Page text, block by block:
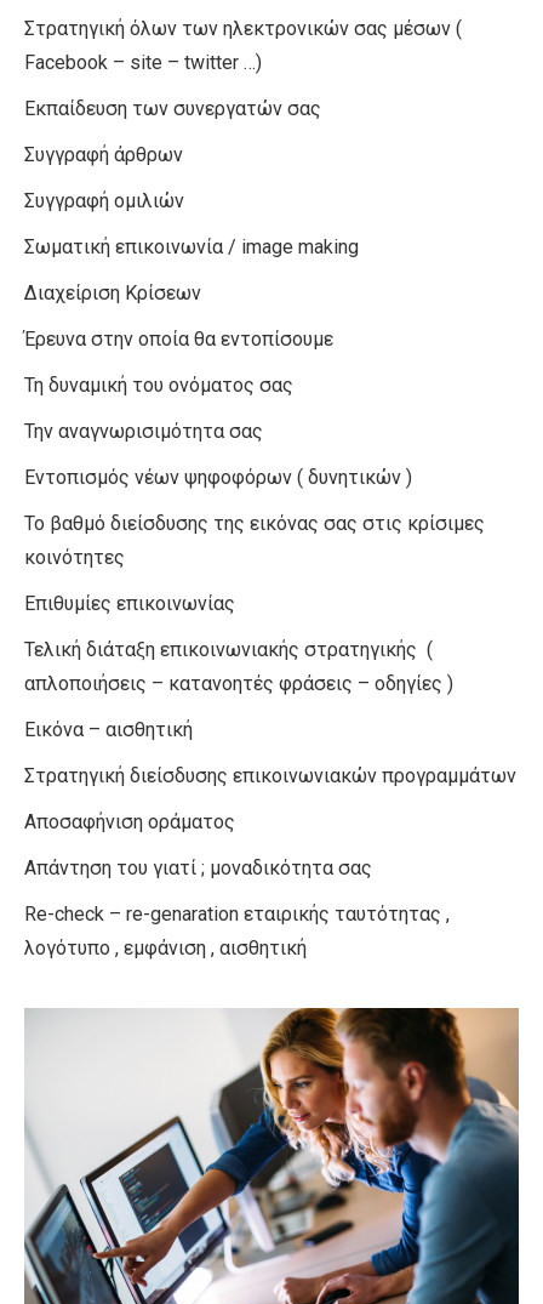
Στρατηγική όλων των ηλεκτρονικών σας μέσων (
Facebook – site – twitter …)
Εκπαίδευση των συνεργατών σας
Συγγραφή άρθρων
Συγγραφή ομιλιών
Σωματική επικοινωνία / image making
Διαχείριση Κρίσεων
Έρευνα στην οποία θα εντοπίσουμε
Τη δυναμική του ονόματος σας
Την αναγνωρισιμότητα σας
Εντοπισμός νέων ψηφοφόρων ( δυνητικών )
Το βαθμό διείσδυσης της εικόνας σας στις κρίσιμες
κοινότητες
Επιθυμίες επικοινωνίας
Τελική διάταξη επικοινωνιακής στρατηγικής (
απλοποιήσεις – κατανοητές φράσεις – οδηγίες )
Εικόνα – αισθητική
Στρατηγική διείσδυσης επικοινωνιακών προγραμμάτων
Αποσαφήνιση οράματος
Απάντηση του γιατί ; μοναδικότητα σας
Re-check – re-genaration εταιρικής ταυτότητας ,
λογότυπο , εμφάνιση , αισθητική